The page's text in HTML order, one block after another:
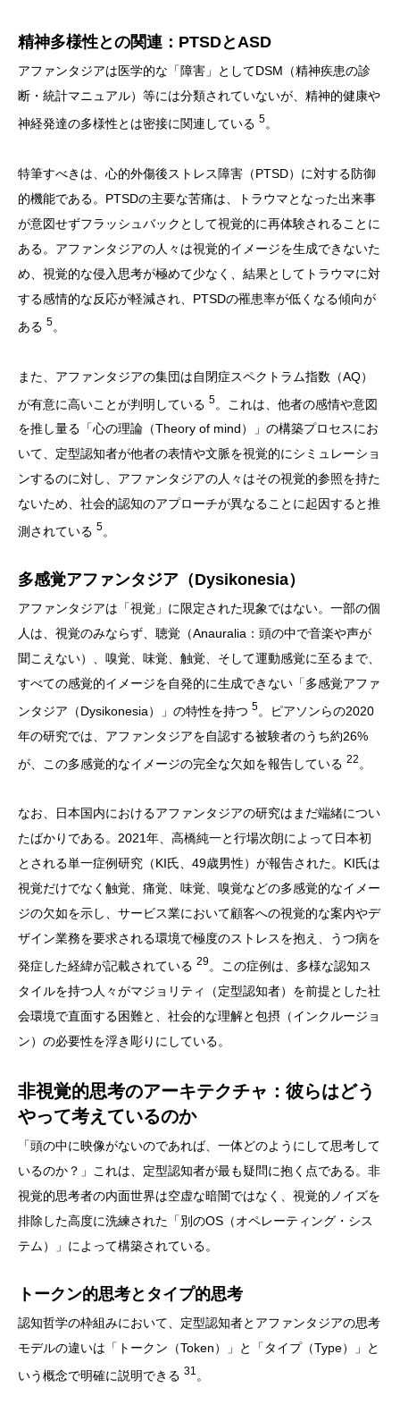
精神多様性との関連：PTSDとASD
アファンタジアは医学的な「障害」としてDSM（精神疾患の診
断・統計マニュアル）等には分類されていないが、精神的健康や
神経発達の多様性とは密接に関連している 5。
特筆すべきは、心的外傷後ストレス障害（PTSD）に対する防御
的機能である。PTSDの主要な苦痛は、トラウマとなった出来事
が意図せずフラッシュバックとして視覚的に再体験されることに
ある。アファンタジアの人々は視覚的イメージを生成できないた
め、視覚的な侵入思考が極めて少なく、結果としてトラウマに対
する感情的な反応が軽減され、PTSDの罹患率が低くなる傾向が
ある 5。
また、アファンタジアの集団は自閉症スペクトラム指数（AQ）
が有意に高いことが判明している 5。これは、他者の感情や意図
を推し量る「心の理論（Theory of mind）」の構築プロセスにお
いて、定型認知者が他者の表情や文脈を視覚的にシミュレーショ
ンするのに対し、アファンタジアの人々はその視覚的参照を持た
ないため、社会的認知のアプローチが異なることに起因すると推
測されている 5。
多感覚アファンタジア（Dysikonesia）
アファンタジアは「視覚」に限定された現象ではない。一部の個
人は、視覚のみならず、聴覚（Anauralia：頭の中で音楽や声が
聞こえない）、嗅覚、味覚、触覚、そして運動感覚に至るまで、
すべての感覚的イメージを自発的に生成できない「多感覚アファ
ンタジア（Dysikonesia）」の特性を持つ 5。ピアソンらの2020
年の研究では、アファンタジアを自認する被験者のうち約26%
が、この多感覚的なイメージの完全な欠如を報告している 22 。
なお、日本国内におけるアファンタジアの研究はまだ端緒につい
たばかりである。2021年、高橋純一と行場次朗によって日本初
とされる単一症例研究（KI氏、49歳男性）が報告された。KI氏は
視覚だけでなく触覚、痛覚、味覚、嗅覚などの多感覚的なイメー
ジの欠如を示し、サービス業において顧客への視覚的な案内やデ
ザイン業務を要求される環境で極度のストレスを抱え、うつ病を
発症した経緯が記載されている 29。この症例は、多様な認知ス
タイルを持つ人々がマジョリティ（定型認知者）を前提とした社
会環境で直面する困難と、社会的な理解と包摂（インクルージョ
ン）の必要性を浮き彫りにしている。
非視覚的思考のアーキテクチャ：彼らはどう
やって考えているのか
「頭の中に映像がないのであれば、一体どのようにして思考して
いるのか？」これは、定型認知者が最も疑問に抱く点である。非
視覚的思考者の内面世界は空虚な暗闇ではなく、視覚的ノイズを
排除した高度に洗練された「別のOS（オペレーティング・シス
テム）」によって構築されている。
トークン的思考とタイプ的思考
認知哲学の枠組みにおいて、定型認知者とアファンタジアの思考
モデルの違いは「トークン（Token）」と「タイプ（Type）」と
いう概念で明確に説明できる 31 。